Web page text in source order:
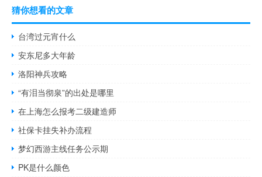
猜你想看的文章
台湾过元宵什么
安东尼多大年龄
洛阳神兵攻略
“有泪当彻泉”的出处是哪里
在上海怎么报考二级建造师
社保卡挂失补办流程
梦幻西游主线任务公示期
PK是什么颜色